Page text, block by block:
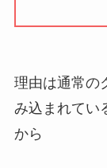
理由は通常の
み込まれてい
から